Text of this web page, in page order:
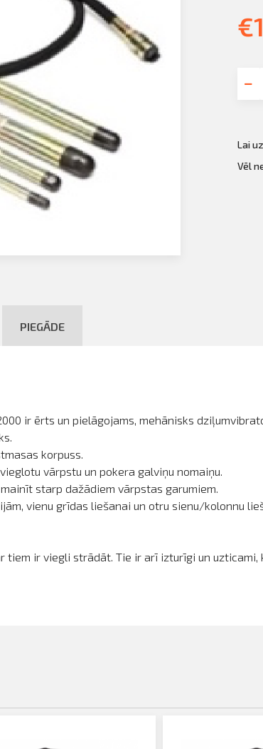
€
Lai
Vēl
PIEGĀDE
ir ērts un pielāgojams, mehānisks
korpuss.
vārpstu un pokera galviņu nomaiņu.
starp dažādiem vārpstas garumiem.
vienu grīdas liešanai un otru sienu/kolonnu
tiem ir viegli strādāt. Tie ir arī izturīgi un